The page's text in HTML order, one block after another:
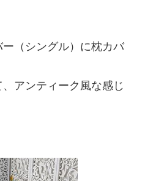
（シングル）に枕カバ
アンティーク風な感じ